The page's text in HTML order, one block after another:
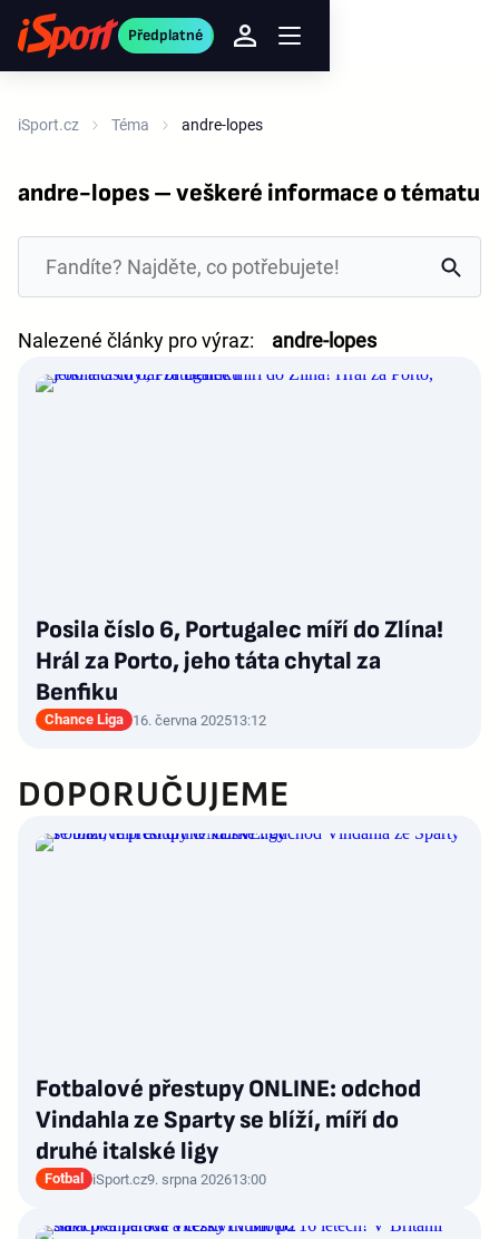
Předplatné
iSport.cz Téma andre-lopes
andre-lopes – veškeré informace o tématu
Nalezené články pro výraz: andre-lopes
Posila číslo 6, Portugalec míří do Zlína!
Hrál za Porto, jeho táta chytal za
Benfiku
Chance Liga 16. června 202513:12
DOPORUČUJEME
Fotbalové přestupy ONLINE: odchod
Vindahla ze Sparty se blíží, míří do
druhé italské ligy
Fotbal iSport.cz9. srpna 202613:00